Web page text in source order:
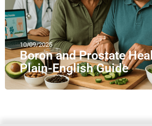
10/09/2025
Boron and Prostate
Plain-English Guide